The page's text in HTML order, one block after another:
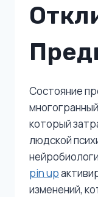
Состояние
который
людской
pin up
изменений,